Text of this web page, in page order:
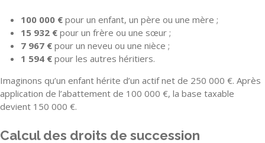
100 000 € pour un enfant, un père ou une mère ;
15 932 € pour un frère ou une sœur ;
7 967 € pour un neveu ou une nièce ;
1 594 € pour les autres héritiers.
Imaginons qu’un enfant hérite d’un actif net de 250 000 €. Après
application de l’abattement de 100 000 €, la base taxable
devient 150 000 €.
Calcul des droits de succession